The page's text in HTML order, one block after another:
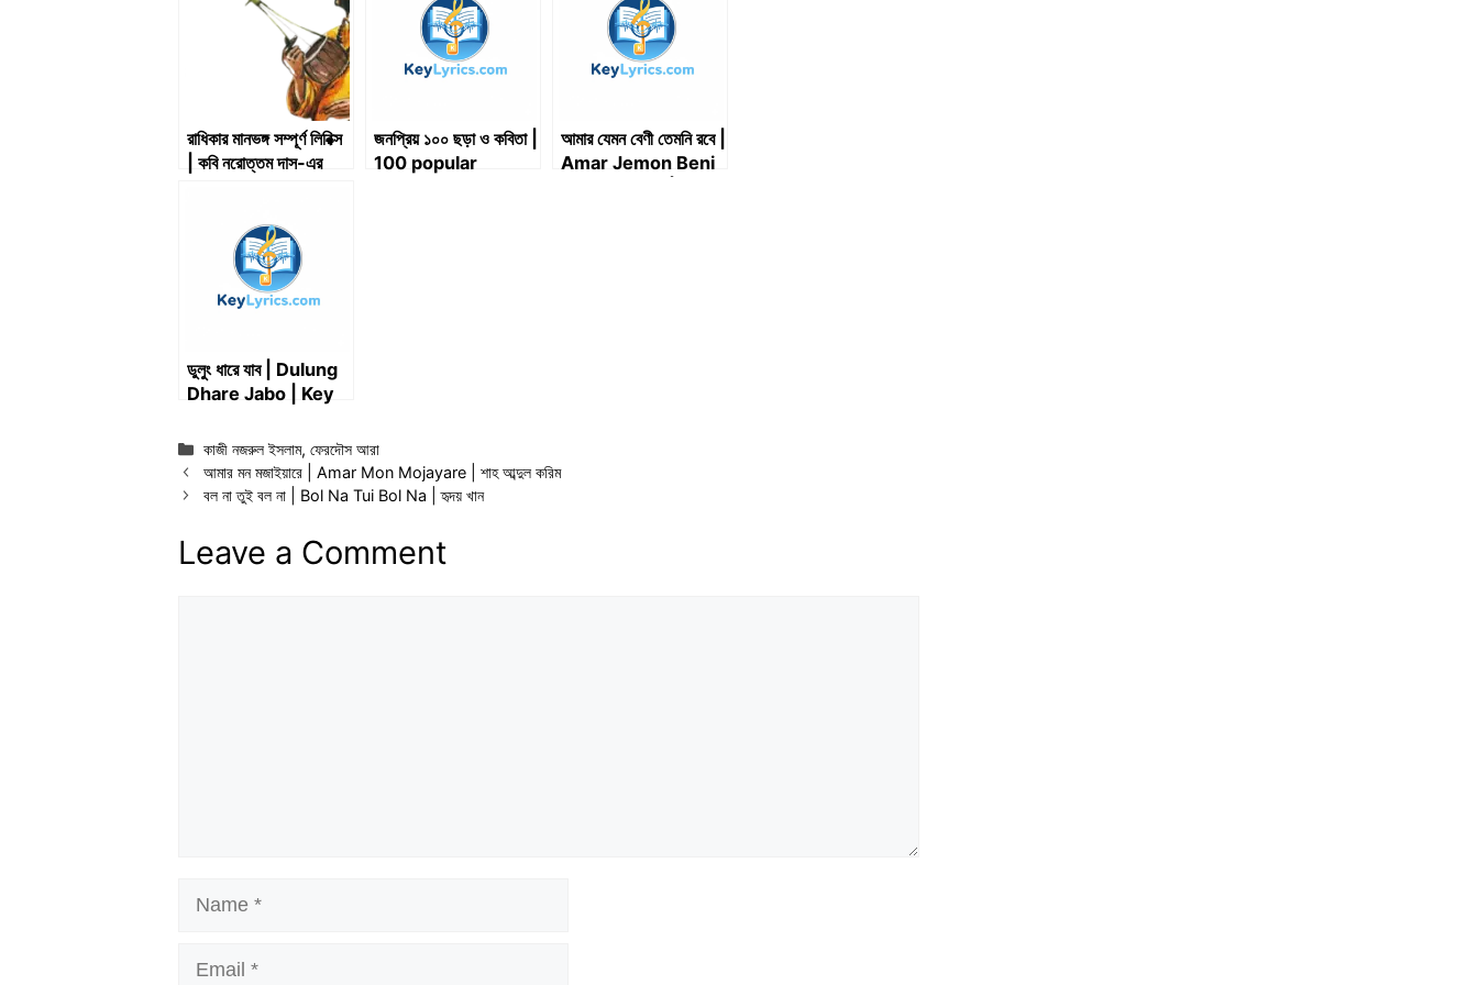
রাধিকার মানভঙ্গ সম্পূর্ণ লিরিক্স
| কবি নরোত্তম দাস-এর
জনপ্রিয় ১০০ ছড়া ও কবিতা |
100 popular
আমার যেমন বেণী তেমনি রবে |
Amar Jemon Beni
ডুলুং ধারে যাব | Dulung
Dhare Jabo | Key
Categories
কাজী নজরুল ইসলাম,ফেরদৌস আরা
আমার মন মজাইয়ারে | Amar Mon Mojayare | শাহ আব্দুল করিম
বল না তুই বল না | Bol Na Tui Bol Na | হৃদয় খান
Leave a Comment
Name
Email